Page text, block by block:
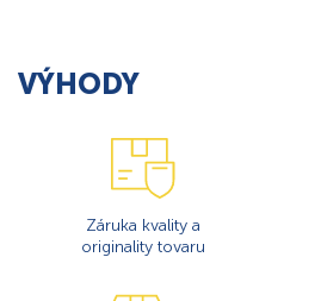
VÝHODY
Záruka kvality a
originality tovaru